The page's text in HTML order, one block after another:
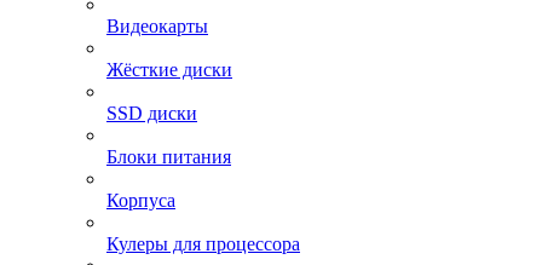
Видеокарты
Жёсткие диски
SSD диски
Блоки питания
Корпуса
Кулеры для процессора